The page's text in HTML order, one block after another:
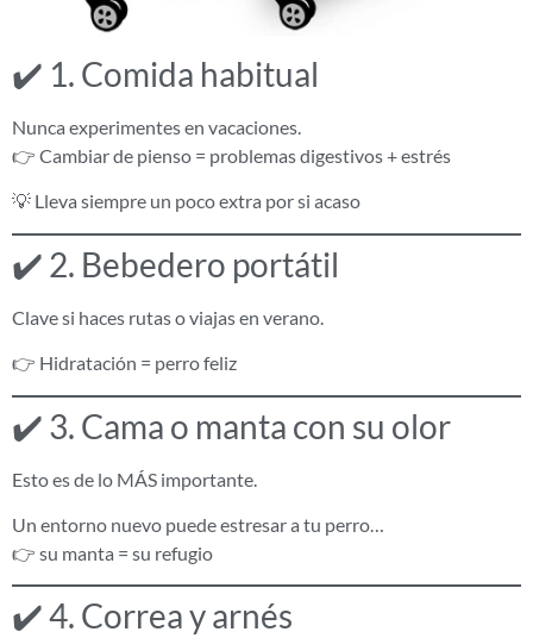
✔️ 1. Comida habitual
Nunca experimentes en vacaciones.
👉 Cambiar de pienso = problemas digestivos + estrés
💡 Lleva siempre un poco extra por si acaso
✔️ 2. Bebedero portátil
Clave si haces rutas o viajas en verano.
👉 Hidratación = perro feliz
✔️ 3. Cama o manta con su olor
Esto es de lo MÁS importante.
Un entorno nuevo puede estresar a tu perro…
👉 su manta = su refugio
✔️ 4. Correa y arnés